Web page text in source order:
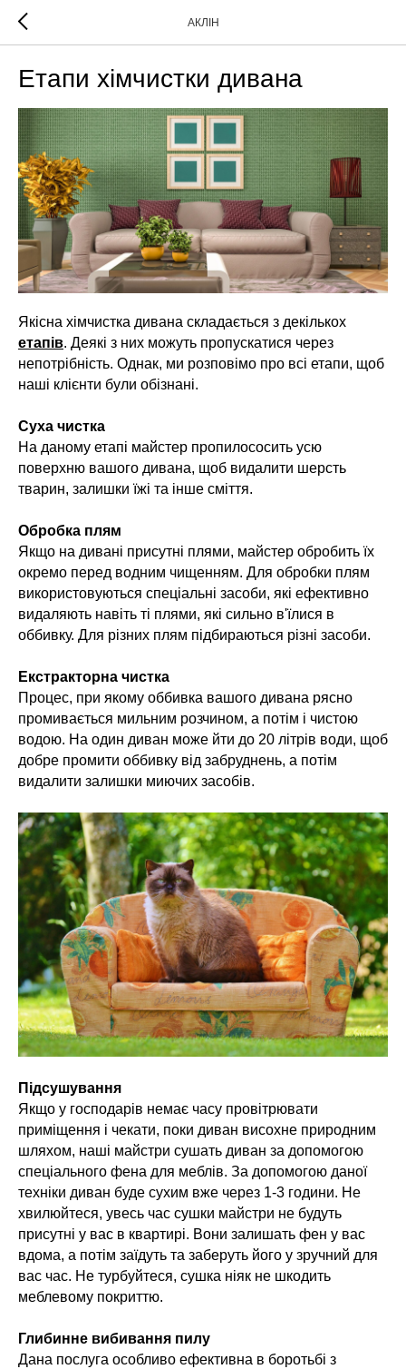
АКЛІН
Етапи хімчистки дивана
Якісна хімчистка дивана складається з декількох
етапів. Деякі з них можуть пропускатися через
непотрібність. Однак, ми розповімо про всі етапи, щоб
наші клієнти були обізнані.
Суха чистка
На даному етапі майстер пропилососить усю
поверхню вашого дивана, щоб видалити шерсть
тварин, залишки їжі та інше сміття.
Обробка плям
Якщо на дивані присутні плями, майстер обробить їх
окремо перед водним чищенням. Для обробки плям
використовуються спеціальні засоби, які ефективно
видаляють навіть ті плями, які сильно в'їлися в
оббивку. Для різних плям підбираються різні засоби.
Екстракторна чистка
Процес, при якому оббивка вашого дивана рясно
промивається мильним розчином, а потім і чистою
водою. На один диван може йти до 20 літрів води, щоб
добре промити оббивку від забруднень, а потім
видалити залишки миючих засобів.
Підсушування
Якщо у господарів немає часу провітрювати
приміщення і чекати, поки диван висохне природним
шляхом, наші майстри сушать диван за допомогою
спеціального фена для меблів. За допомогою даної
техніки диван буде сухим вже через 1-3 години. Не
хвилюйтеся, увесь час сушки майстри не будуть
присутні у вас в квартирі. Вони залишать фен у вас
вдома, а потім заїдуть та заберуть його у зручний для
вас час. Не турбуйтеся, сушка ніяк не шкодить
меблевому покриттю.
Глибинне вибивання пилу
Дана послуга особливо ефективна в боротьбі з